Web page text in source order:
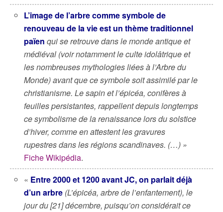
L’image de l’arbre comme symbole de
renouveau de la vie est un thème traditionnel
païen qui se retrouve dans le monde antique et
médiéval (voir notamment le culte idolâtrique et
les nombreuses mythologies liées à l’Arbre du
Monde) avant que ce symbole soit assimilé par le
christianisme. Le sapin et l’épicéa, conifères à
feuilles persistantes, rappellent depuis longtemps
ce symbolisme de la renaissance lors du solstice
d’hiver, comme en attestent les gravures
rupestres dans les régions scandinaves. (…) »
Fiche Wikipédia.
« Entre 2000 et 1200 avant JC, on parlait déjà
d’un arbre (L’épicéa, arbre de l’enfantement), le
jour du [21] décembre, puisqu’on considérait ce